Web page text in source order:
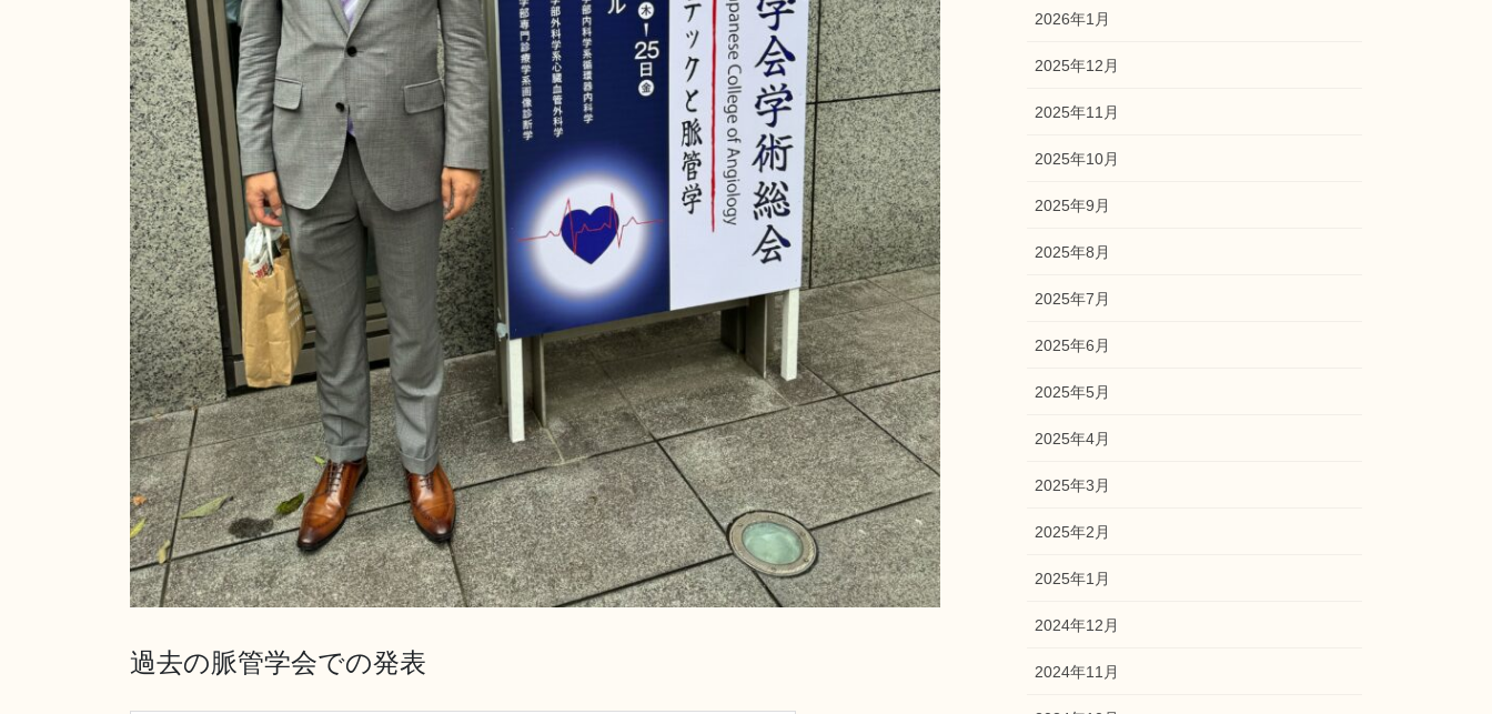
過去の脈管学会での発表
2026年1月
2025年12月
2025年11月
2025年10月
2025年9月
2025年8月
2025年7月
2025年6月
2025年5月
2025年4月
2025年3月
2025年2月
2025年1月
2024年12月
2024年11月